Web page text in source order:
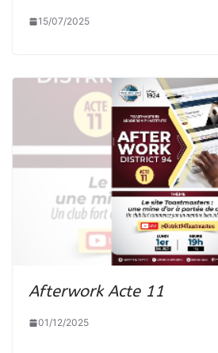
15/07/2025
Afterwork Acte 11
01/12/2025